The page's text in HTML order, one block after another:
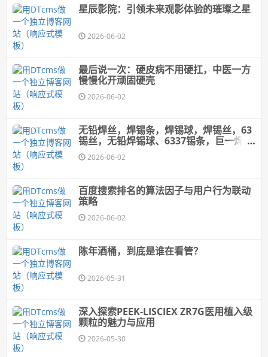
星辰影院：引领未来观影体验的璀璨之星
2026-06-02
最后说一次：硬皮病不用硬扛，中医一方
慢慢化开顽固硬壳
2026-06-02
无铅焊丝，焊锡条，焊锡球，焊锡丝，63
锡丝，无铅焊锡球、6337锡条，巨一焊锡
球 2026-06-02
百度搜索排名的算法因子与用户行为联动
策略
2026-06-02
陈年酒桶，到底是谁在看管？
2026-05-31
深入探索PEEK-LISCIEX ZR7G医用植入级
颗粒的魅力与应用
2026-05-30